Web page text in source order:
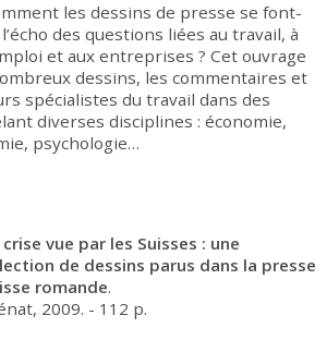
les dessins de presse se font-
des questions liées au travail, à
et aux entreprises ? Cet ouvrage
dessins, les commentaires et
spécialistes du travail dans des
diverses disciplines : économie,
psychologie…
crise vue par les Suisses : une
de dessins parus dans la presse
romande.
2009. - 112 p.